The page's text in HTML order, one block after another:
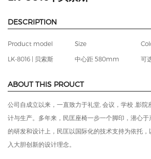
DESCRIPTION
Product model
LK-8016 | 贝索斯
Size
中心距 580mm 可
ABOUT THIS PROUCT
公司自成立以来，一直致力于礼堂, 会议，学校 ,影
计与生产。多年来，民匡座椅一步一个脚印，潜心
的研发和设计上，民匡以国际化的技术支持为依托
入大胆创新的设计理念。